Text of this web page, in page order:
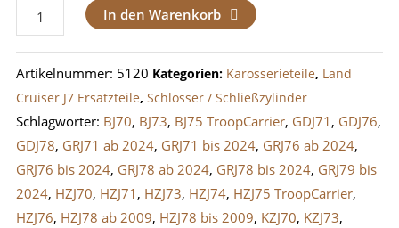
Schließzylinder
/
Schloss
Tankklappe
LandCruiser
J7
bis
2009
Menge
In den Warenkorb
Artikelnummer: 5120 Kategorien: Karosserieteile, Land
Cruiser J7 Ersatzteile, Schlösser / Schließzylinder
Schlagwörter: BJ70, BJ73, BJ75 TroopCarrier, GDJ71 , GDJ76,
GDJ78, GRJ71 ab 2024, GRJ71 bis 2024, GRJ76 ab 2024,
GRJ76 bis 2024, GRJ78 ab 2024, GRJ78 bis 2024, GRJ79 bis
2024, HZJ70, HZJ71 , HZJ73, HZJ74, HZJ75 TroopCarrier,
HZJ76, HZJ78 ab 2009, HZJ78 bis 2009, KZJ70, KZJ73,